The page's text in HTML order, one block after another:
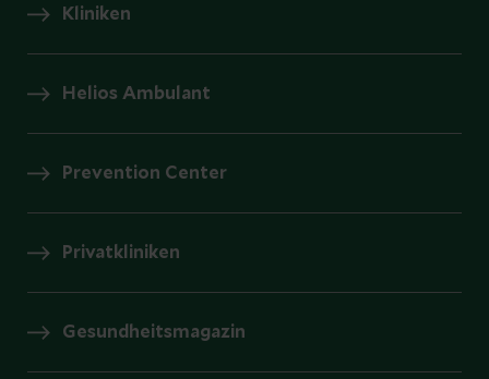
Kliniken
Helios Ambulant
Prevention Center
Privatkliniken
Gesundheitsmagazin